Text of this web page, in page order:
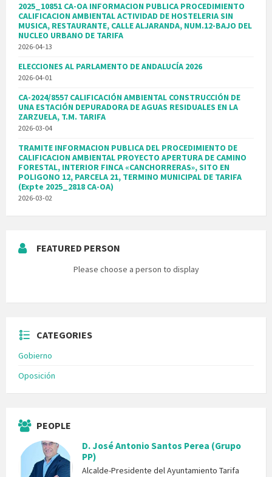
2025_10851 CA-OA INFORMACION PUBLICA PROCEDIMIENTO
CALIFICACION AMBIENTAL ACTIVIDAD DE HOSTELERIA SIN
MUSICA, RESTAURANTE, CALLE ALJARANDA, NUM.12-BAJO DEL
NUCLEO URBANO DE TARIFA
2026-04-13
ELECCIONES AL PARLAMENTO DE ANDALUCÍA 2026
2026-04-01
CA-2024/8557 CALIFICACIÓN AMBIENTAL CONSTRUCCIÓN DE
UNA ESTACIÓN DEPURADORA DE AGUAS RESIDUALES EN LA
ZARZUELA, T.M. TARIFA
2026-03-04
TRAMITE INFORMACION PUBLICA DEL PROCEDIMIENTO DE
CALIFICACION AMBIENTAL PROYECTO APERTURA DE CAMINO
FORESTAL, INTERIOR FINCA «CANCHORRERAS», SITO EN
POLIGONO 12, PARCELA 21, TERMINO MUNICIPAL DE TARIFA
(Expte 2025_2818 CA-OA)
2026-03-02
FEATURED PERSON
Please choose a person to display
CATEGORIES
Gobierno
Oposición
PEOPLE
D. José Antonio Santos Perea (Grupo
PP)
Alcalde-Presidente del Ayuntamiento Tarifa